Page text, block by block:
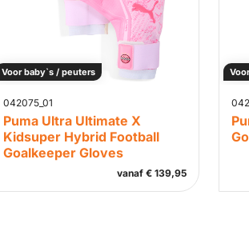
Voor baby`s / peuters
042075_01
Puma Ultra Ultimate X
Kidsuper Hybrid Football
Goalkeeper Gloves
vanaf € 139,95